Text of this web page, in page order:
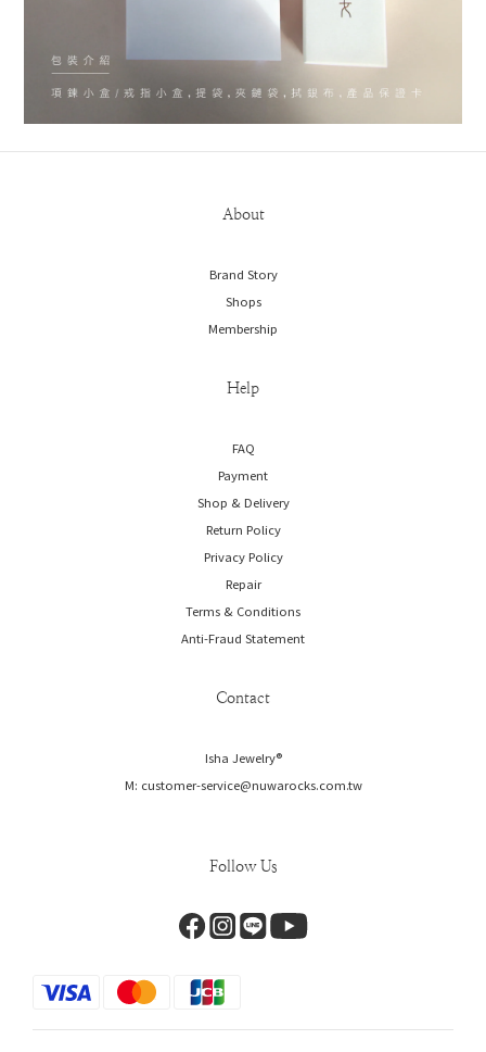
About
Brand Story
Shops
Membership
Help
FAQ
Payment
Shop & Delivery
Return Policy
Privacy Policy
Repair
Terms & Conditions
Anti-Fraud Statement
Contact
Isha Jewelry®️
M: customer-service@nuwarocks.com.tw
Follow Us